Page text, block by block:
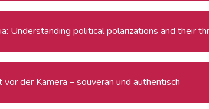
Understanding political polarizations and their
der Kamera – souverän und authentisch